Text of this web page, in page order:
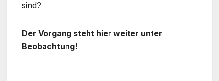
sind?
Der Vorgang steht hier weiter unter
Beobachtung!